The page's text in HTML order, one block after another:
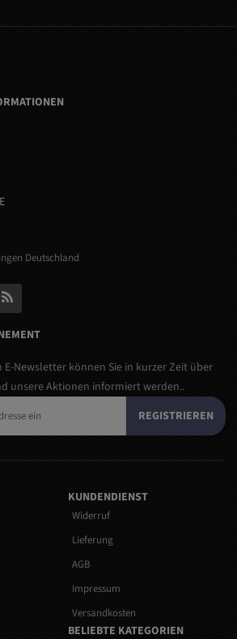
Deutschland
Newsletter können Sie in kurzer Zeit über
unsere Aktionen informiert werden..
REGISTRIEREN
KUNDENDIENST
Widerruf
Lieferung
AGB
Impressum
Versandkosten
BELIEBTE KATEGORIEN